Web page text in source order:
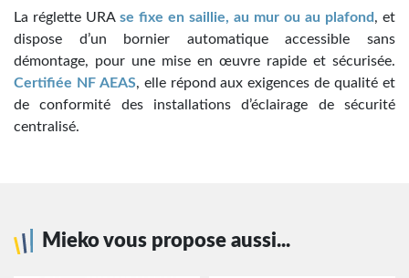
La réglette URA se fixe en saillie, au mur ou au plafond , et
dispose d’un bornier automatique accessible sans
démontage, pour une mise en œuvre rapide et sécurisée.
Certifiée NF AEAS, elle répond aux exigences de qualité et
de conformité des installations d’éclairage de sécurité
centralisé.
Mieko vous propose aussi...